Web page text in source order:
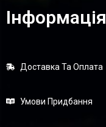
Інформація
Доставка Та Оплата
Умови Придбання